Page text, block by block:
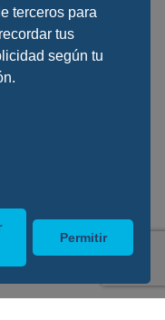
terceros para
tus
según tu
Permitir